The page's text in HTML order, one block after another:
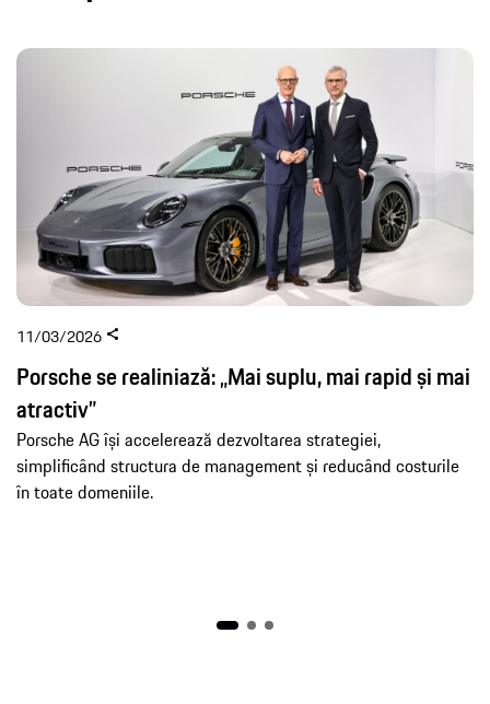
11/03/2026
Porsche se realiniază: „Mai suplu, mai rapid și mai
atractiv”
Porsche AG își accelerează dezvoltarea strategiei,
simplificând structura de management și reducând costurile
în toate domeniile.